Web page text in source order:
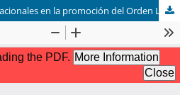
El rol de los actores internacionales en la promoción del Orden Liberal Internacional en tiempos de Covid-19